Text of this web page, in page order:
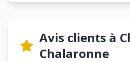
Avis clients à
Chalaronne